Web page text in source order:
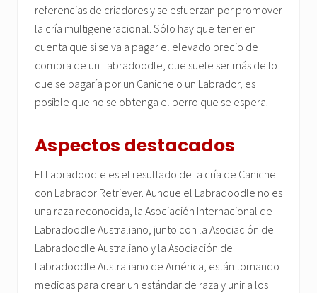
referencias de criadores y se esfuerzan por promover
la cría multigeneracional. Sólo hay que tener en
cuenta que si se va a pagar el elevado precio de
compra de un Labradoodle, que suele ser más de lo
que se pagaría por un Caniche o un Labrador, es
posible que no se obtenga el perro que se espera.
Aspectos destacados
El Labradoodle es el resultado de la cría de Caniche
con Labrador Retriever. Aunque el Labradoodle no es
una raza reconocida, la Asociación Internacional de
Labradoodle Australiano, junto con la Asociación de
Labradoodle Australiano y la Asociación de
Labradoodle Australiano de América, están tomando
medidas para crear un estándar de raza y unir a los